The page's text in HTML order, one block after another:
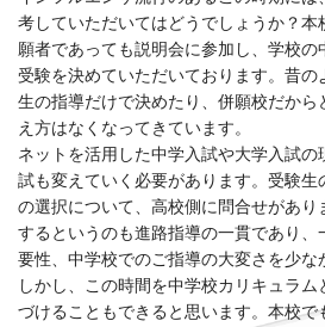
考していただいてはどうでしょうか？
願者であっても説明会に参加し、学校の
受験を決めていただいております。昔
生の指導だけで決めたり、併願校だか
え方はなくなってきています。
ネットを活用した中学入試や大学入試の
試も変えていく必要があります。受験
の選択について、高校側に問合せがあ
するというのも進路指導の一貫であり
要性、中学校でのご指導の大変さを少な
しかし、この時間を中学校カリキュラ
づけることもできると思います。本校で